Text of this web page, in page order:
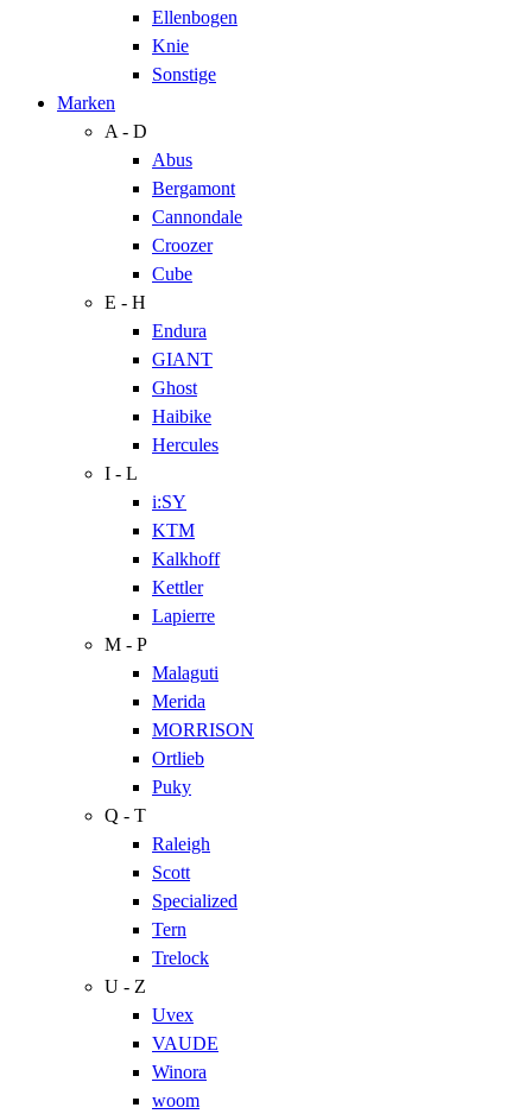
Ellenbogen
Knie
Sonstige
Marken
A - D
Abus
Bergamont
Cannondale
Croozer
Cube
E - H
Endura
GIANT
Ghost
Haibike
Hercules
I - L
i:SY
KTM
Kalkhoff
Kettler
Lapierre
M - P
Malaguti
Merida
MORRISON
Ortlieb
Puky
Q - T
Raleigh
Scott
Specialized
Tern
Trelock
U - Z
Uvex
VAUDE
Winora
woom